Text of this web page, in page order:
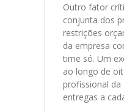
Outro fator
conjunta dos
restrições
da empresa
time só. Um
ao longo de
profissional
entregas a